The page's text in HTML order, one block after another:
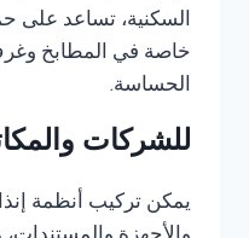
السكنية، تساعد على
خاصة في المطابخ
الحساسة.
للشركات
يمكن تركيب أنظمة